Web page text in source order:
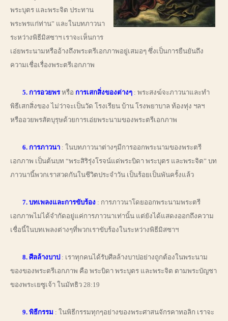
พระบุตร และพระจิต ประทาน
พระพรแก่ท่าน” และในบทภาวนา
ระหว่างพิธีมิสซาฯ เราจะเห็นการ
เอ่ยพระนามหรืออ้างถึงพระตรีเอกภาพอยู่เสมอๆ ซึ่งเป็นการยืนยันถึง
ความเชื่อเรื่องพระตรีเอกภาพ
5. การอวยพรหรือ การเสกสิ่งของต่างๆ : พระสงฆ์จะภาวนาและทำ
พิธีเสกสิ่งของ ไม่ว่าจะเป็นวัด โรงเรียน บ้าน โรงพยาบาล ท้องทุ่ง ฯลฯ
หรืออวยพรสัตบุรุษด้วยการเอ่ยพระนามของพระตรีเอกภาพ
6. การภาวนา : ในบทภาวนาต่างๆมีการออกพระนามของพระตรี
เอกภาพ เป็นต้นบท “พระสิริรุ่งโรจน์แด่พระบิดา พระบุตร และพระจิต” บท
ภาวนานี้พวกเราสวดกันในชีวิตประจำวัน เป็นร้อยเป็นพันครั้งแล้ว
7. บทเพลงและการขับร้อง : การภาวนาโดยออกพระนามพระตรี
เอกภาพไม่ได้จำกัดอยู่แค่การภาวนาเท่านั้น แต่ยังได้แสดงออกถึงความ
เชื่อนี้ในบทเพลงต่างๆที่พวกเราขับร้องในระหว่างพิธีมิสซาฯ
8. ศีลล้างบาป : เราทุกคนได้รับศีลล้างบาปอย่างถูกต้องในพระนาม
ของของพระตรีเอกภาพ คือ พระบิดา พระบุตร และพระจิต ตามพระบัญชา
ของพระเยซูเจ้า ในมัทธิว 28:19
9. พิธีกรรม : ในพิธีกรรมทุกๆอย่างของพระศาสนจักรคาทอลิก เราจะ